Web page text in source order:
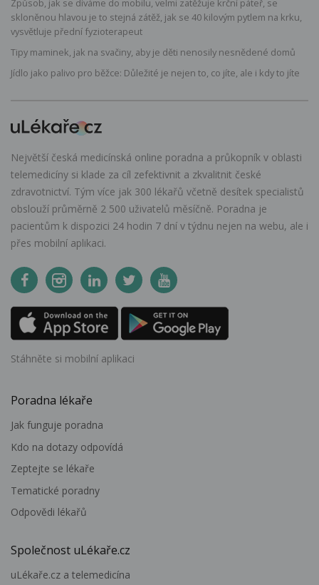
Způsob, jak se díváme do mobilu, velmi zatěžuje krční páteř, se
skloněnou hlavou je to stejná zátěž, jak se 40 kilovým pytlem na krku,
vysvětluje přední fyzioterapeut
Tipy maminek, jak na svačiny, aby je děti nenosily nesnědené domů
Jídlo jako palivo pro běžce: Důležité je nejen to, co jíte, ale i kdy to jíte
Největší česká medicínská online poradna a průkopník v oblasti
telemedicíny si klade za cíl zefektivnit a zkvalitnit české
zdravotnictví. Tým více jak 300 lékařů včetně desítek specialistů
obslouží průměrně 2 500 uživatelů měsíčně. Poradna je
pacientům k dispozici 24 hodin 7 dní v týdnu nejen na webu, ale i
přes mobilní aplikaci.
Stáhněte si mobilní aplikaci
Poradna lékaře
Jak funguje poradna
Kdo na dotazy odpovídá
Zeptejte se lékaře
Tematické poradny
Odpovědi lékařů
Společnost uLékaře.cz
uLékaře.cz a telemedicína